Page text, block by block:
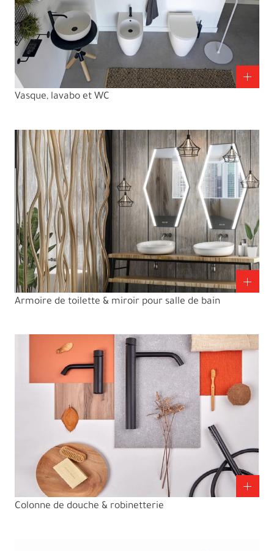
Vasque, lavabo et WC
Armoire de toilette & miroir pour salle de bain
Colonne de douche & robinetterie